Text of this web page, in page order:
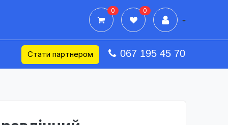
0 0
Стати партнером 067 195 45 70